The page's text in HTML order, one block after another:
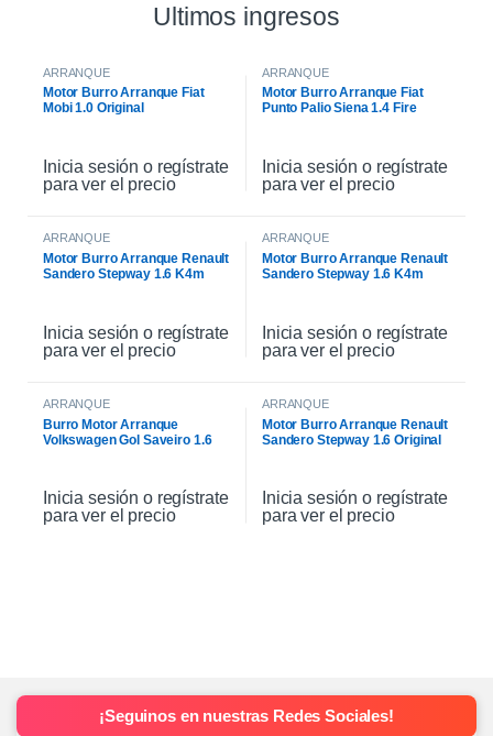
Ultimos ingresos
ARRANQUE
Motor Burro Arranque Fiat
Mobi 1.0 Original
Inicia sesión o regístrate
para ver el precio
ARRANQUE
Motor Burro Arranque Fiat
Punto Palio Siena 1.4 Fire
Inicia sesión o regístrate
para ver el precio
ARRANQUE
Motor Burro Arranque Renault
Sandero Stepway 1.6 K4m
Inicia sesión o regístrate
para ver el precio
ARRANQUE
Motor Burro Arranque Renault
Sandero Stepway 1.6 K4m
Inicia sesión o regístrate
para ver el precio
ARRANQUE
Burro Motor Arranque
Volkswagen Gol Saveiro 1.6
Inicia sesión o regístrate
para ver el precio
ARRANQUE
Motor Burro Arranque Renault
Sandero Stepway 1.6 Original
Inicia sesión o regístrate
para ver el precio
¡Seguinos en nuestras Redes Sociales!